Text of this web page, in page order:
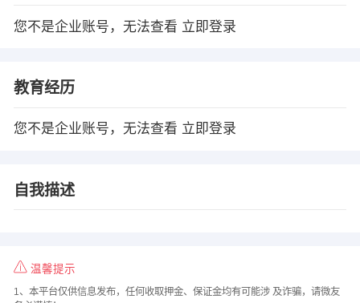
您不是企业账号，无法查看 立即登录
教育经历
您不是企业账号，无法查看 立即登录
自我描述
温馨提示
1、本平台仅供信息发布，任何收取押金、保证金均有可能涉 及诈骗，请微友